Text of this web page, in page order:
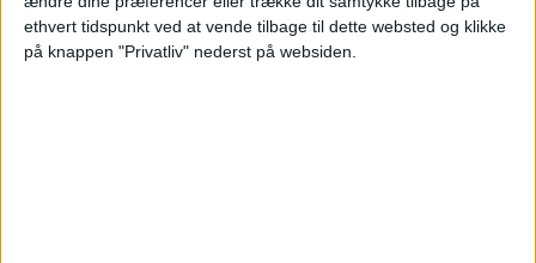
ethvert tidspunkt ved at vende tilbage til dette websted og klikke
på knappen "Privatliv" nederst på websiden.
Højlydte telefon- eller videoopkald ved
poolen (13%)